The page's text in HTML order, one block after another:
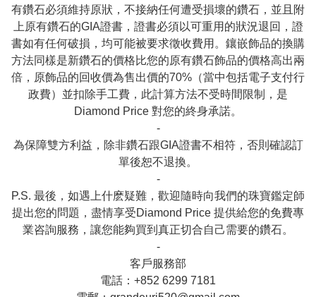
有鑽石必須維持原狀，不接納任何遭受損壞的鑽石，並且附
上原有鑽石的GIA證書，證書必須以可重用的狀況退回，證
書如有任何破損，均可能被要求徵收費用。鑲嵌飾品的換購
方法同樣是新鑽石的價格比您的原有鑽石飾品的價格高出兩
倍，原飾品的回收價為售出價的70%（當中包括電子支付行
政費）並扣除手工費，此計算方法不受時間限制，是
Diamond Price 對您的終身承諾。
-
為保障雙方利益，除非鑽石跟GIA證書不相符，否則確認訂
單後恕不退換。
-
P.S. 最後，如遇上什麽疑難，歡迎隨時向我們的珠寶鑑定師
提出您的問題，盡情享受Diamond Price 提供給您的免費專
業咨詢服務，讓您能夠買到真正切合自己需要的鑽石。
-
客戶服務部
電話：+852 6299 7181